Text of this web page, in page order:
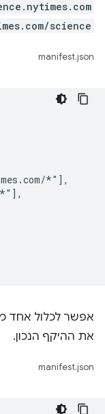
science
manifest.json
*"],
אפשר לכלול אחד
את ההיקף הנכון.
manifest.json